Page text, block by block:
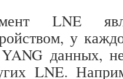
LNE
у
данных,
LNE.